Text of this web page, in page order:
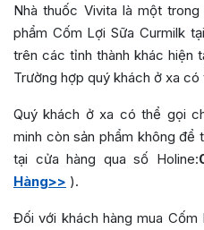
Nhà thuốc Vivita là một
phẩm Cốm Lợi Sữa Curmilk
trên các tỉnh thành khác hiện
Trường hợp quý khách ở xa có
Quý khách ở xa có thể gọi
minh còn sản phẩm không để
tại cửa hàng qua số Holine:
Hàng>> ).
Đối với khách hàng mua